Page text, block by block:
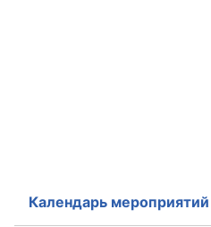
Календарь мероприятий